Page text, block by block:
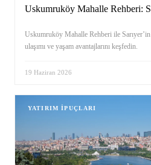
Uskumruköy Mahalle Rehberi:
Uskumruköy Mahalle Rehberi ile
ulaşımı ve yaşam avantajlarını keşfedin.
19 Haziran 2026
YATIRIM İPUÇLARI